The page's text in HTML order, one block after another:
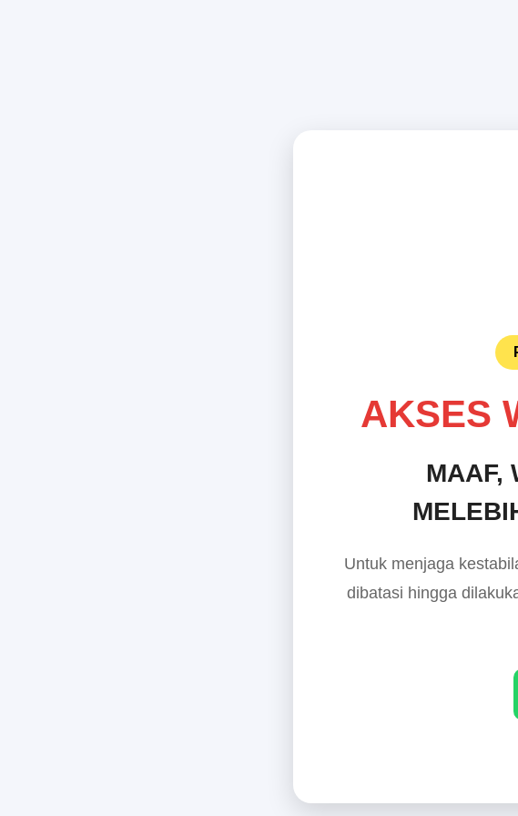
AKSES
MAAF,
Untuk menjaga
dibatasi hingga